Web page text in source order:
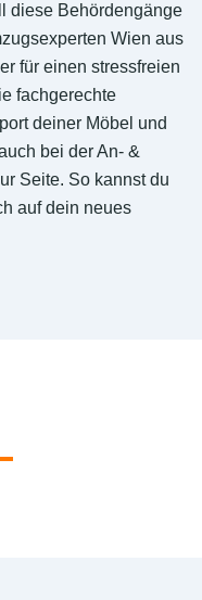
diese Behördengänge
Wien aus
für einen stressfreien
fachgerechte
deiner Möbel und
bei der An- &
Seite. So kannst du
auf dein neues